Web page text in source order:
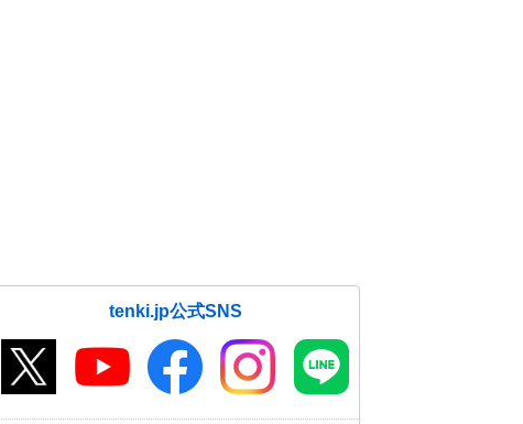
tenki.jp公式SNS